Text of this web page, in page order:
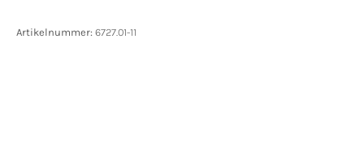
Artikelnummer: 6727.01-11